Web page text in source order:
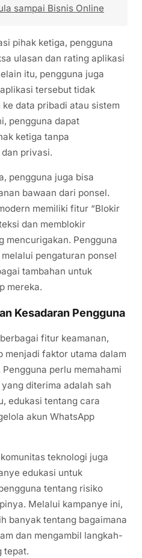
sampai Bisnis Online
pihak ketiga, pengguna
ulasan dan rating aplikasi
itu, pengguna juga
tersebut tidak
data pribadi atau sistem
pengguna dapat
ketiga tanpa
privasi.
pengguna juga bisa
bawaan dari ponsel.
memiliki fitur “Blokir
dan memblokir
mencurigakan. Pengguna
pengaturan ponsel
tambahan untuk
mereka.
Kesadaran Pengguna
fitur keamanan,
menjadi faktor utama dalam
perlu memahami
diterima adalah sah
edukasi tentang cara
akun WhatsApp
teknologi juga
edukasi untuk
tentang risiko
Melalui kampanye ini,
banyak tentang bagaimana
dan mengambil langkah-
tepat.